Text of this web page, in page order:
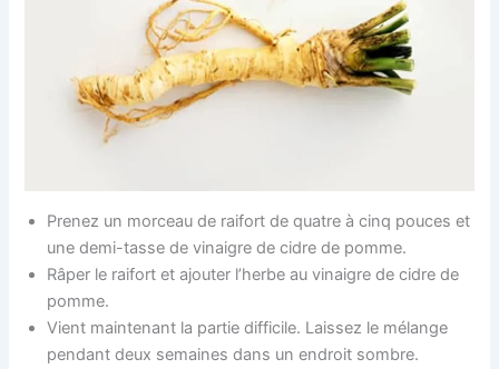
Prenez un morceau de raifort de quatre à cinq pouces et
une demi-tasse de vinaigre de cidre de pomme.
Râper le raifort et ajouter l’herbe au vinaigre de cidre de
pomme.
Vient maintenant la partie difficile. Laissez le mélange
pendant deux semaines dans un endroit sombre.